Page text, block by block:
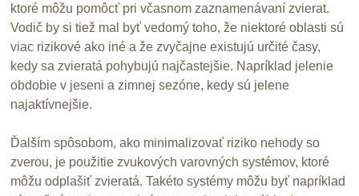
ktoré môžu pomôcť pri včasnom zaznamenávaní zvierat.
Vodič by si tiež mal byť vedomý toho, že niektoré oblasti sú
viac rizikové ako iné a že zvyčajne existujú určité časy,
kedy sa zvieratá pohybujú najčastejšie. Napríklad jelenie
obdobie v jeseni a zimnej sezóne, kedy sú jelene
najaktívnejšie.
Ďalším spôsobom, ako minimalizovať riziko nehody so
zverou, je použitie zvukových varovných systémov, ktoré
môžu odplašiť zvieratá. Takéto systémy môžu byť napríklad